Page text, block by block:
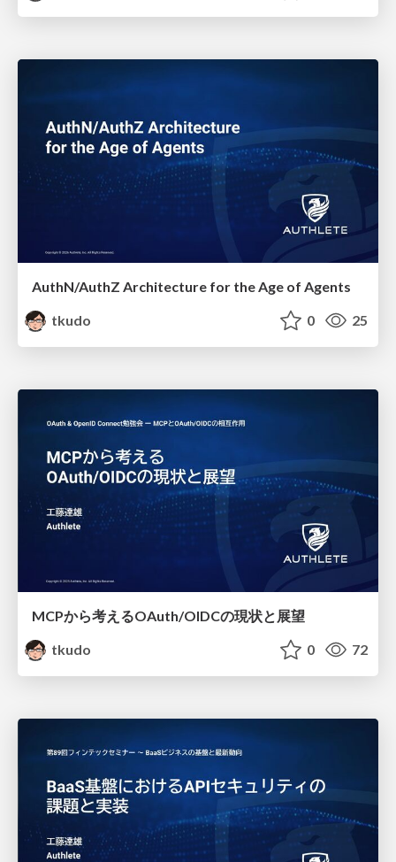
AuthN/AuthZ Architecture for the Age of Agents
tkudo
0 25
MCPから考えるOAuth/OIDCの現状と展望
tkudo
0 72